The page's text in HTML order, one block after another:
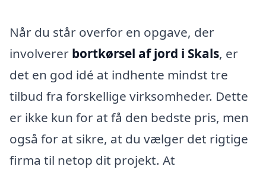
Når du står overfor en opgave, der
involverer bortkørsel af jord i Skals, er
det en god idé at indhente mindst tre
tilbud fra forskellige virksomheder. Dette
er ikke kun for at få den bedste pris, men
også for at sikre, at du vælger det rigtige
firma til netop dit projekt. At